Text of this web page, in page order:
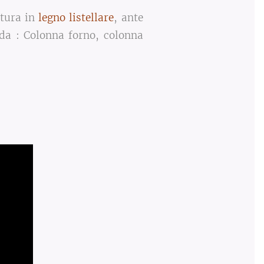
inlegno listellare, ante
: Colonna forno, colonna